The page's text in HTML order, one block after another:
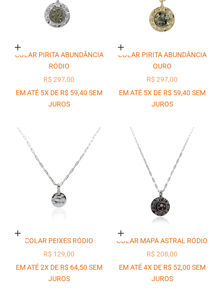
Adicionar ao carrinho
COLAR PIRITA ABUNDÂNCIA
RÓDIO
PREÇO PROMOCIONAL
R$ 297,00
EM ATÉ 5X DE R$ 59,40 SEM
JUROS
Adicionar ao carrinho
COLAR PIRITA ABUNDÂNCIA
OURO
PREÇO PROMOCIONAL
R$ 297,00
EM ATÉ 5X DE R$ 59,40 SEM
JUROS
Adicionar ao carrinho
COLAR PEIXES RÓDIO
PREÇO PROMOCIONAL
R$ 129,00
EM ATÉ 2X DE R$ 64,50 SEM
JUROS
Adicionar ao carrinho
COLAR MAPA ASTRAL RÓDIO
PREÇO PROMOCIONAL
R$ 208,00
EM ATÉ 4X DE R$ 52,00 SEM
JUROS